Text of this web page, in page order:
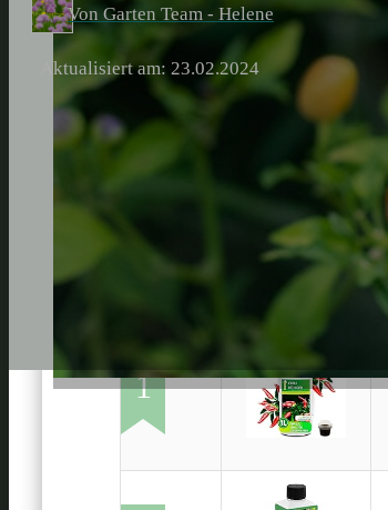
Von Garten Team - Helene
Aktualisiert am: 23.02.2024
1